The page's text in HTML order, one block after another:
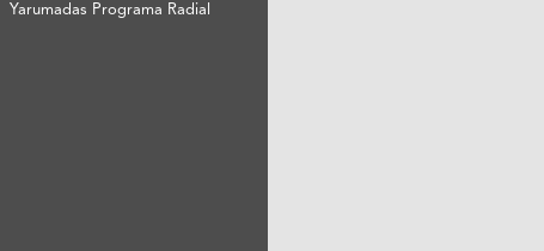
Yarumadas Programa Radial